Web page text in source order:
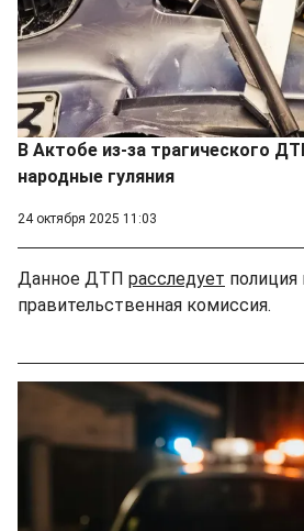
В Актобе из-за трагического
народные гуляния
24 октября 2025 11:03
Данное ДТП расследует полиция
правительственная комиссия.